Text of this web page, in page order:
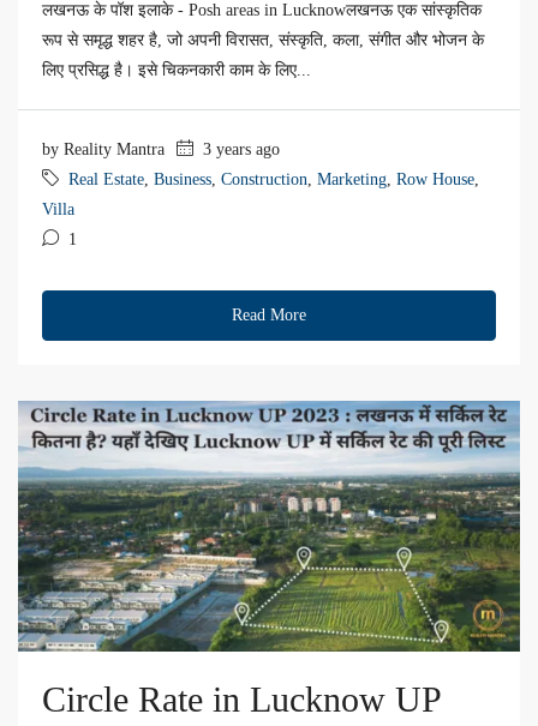
लखनऊ के पॉश इलाके - Posh areas in Lucknowलखनऊ एक सांस्कृतिक
रूप से समृद्ध शहर है, जो अपनी विरासत, संस्कृति, कला, संगीत और भोजन के
लिए प्रसिद्ध है। इसे चिकनकारी काम के लिए...
by Reality Mantra
3 years ago
Real Estate, Business, Construction, Marketing, Row House,
Villa
1
Read More
Circle Rate in Lucknow UP